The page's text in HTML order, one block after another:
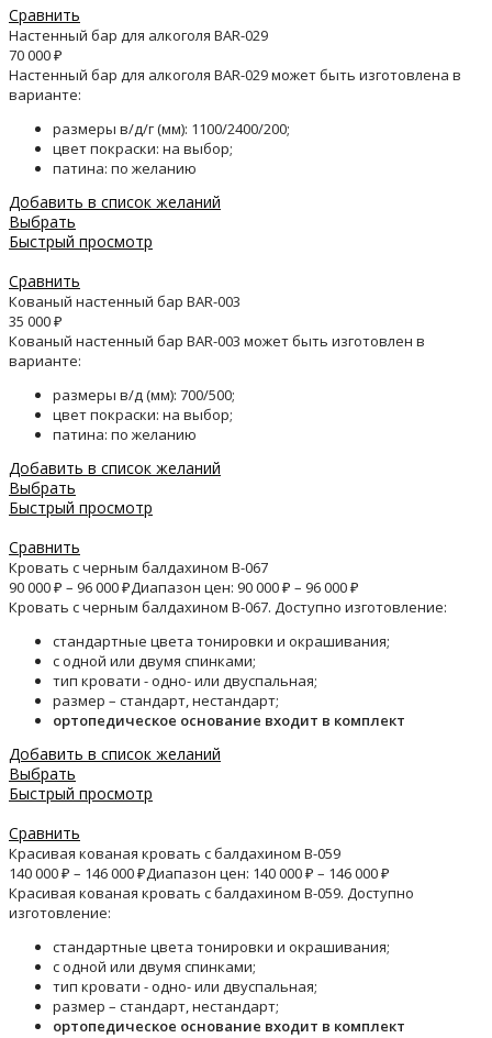
Сравнить
Настенный бар для алкоголя BAR-029
70 000₽
Настенный бар для алкоголя BAR-029 может быть изготовлена в
варианте:
размеры в/д/г (мм): 1100/2400/200;
цвет покраски: на выбор;
патина: по желанию
Добавить в список желаний
Выбрать
Быстрый просмотр
Сравнить
Кованый настенный бар BAR-003
35 000₽
Кованый настенный бар BAR-003 может быть изготовлен в
варианте:
размеры в/д (мм): 700/500;
цвет покраски: на выбор;
патина: по желанию
Добавить в список желаний
Выбрать
Быстрый просмотр
Сравнить
Кровать с черным балдахином B-067
90 000₽ – 96 000₽Диапазон цен: 90 000 ₽ – 96 000 ₽
Кровать с черным балдахином B-067. Доступно изготовление:
стандартные цвета тонировки и окрашивания;
с одной или двумя спинками;
тип кровати - одно- или двуспальная;
размер – стандарт, нестандарт;
ортопедическое основание входит в комплект
Добавить в список желаний
Выбрать
Быстрый просмотр
Сравнить
Красивая кованая кровать с балдахином B-059
140 000₽ – 146 000₽Диапазон цен: 140 000 ₽ – 146 000 ₽
Красивая кованая кровать с балдахином B-059. Доступно
изготовление:
стандартные цвета тонировки и окрашивания;
с одной или двумя спинками;
тип кровати - одно- или двуспальная;
размер – стандарт, нестандарт;
ортопедическое основание входит в комплект